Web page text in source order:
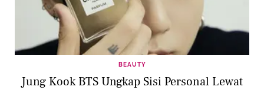
BEAUTY
Jung Kook BTS Ungkap Sisi Personal Lewat